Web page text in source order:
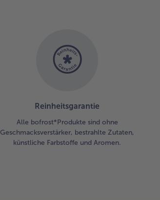
Reinheitsgarantie
Alle bofrost*Produkte sind ohne
Geschmacksverstärker, bestrahlte Zutaten,
künstliche Farbstoffe und Aromen.